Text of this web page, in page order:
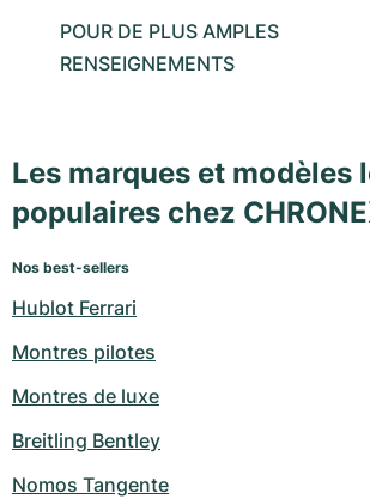
POUR DE PLUS AMPLES
RENSEIGNEMENTS
Les marques et modèles
populaires chez
Nos best-sellers
Hublot Ferrari
Montres pilotes
Montres de luxe
Breitling Bentley
Nomos Tangente